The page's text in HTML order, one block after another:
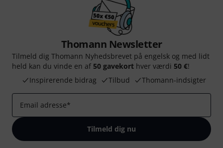
Thomann Newsletter
Tilmeld dig Thomann Nyhedsbrevet på engelsk og med lidt
held kan du vinde en af 50 gavekort hver værdi 50 €!
Inspirerende bidrag
Tilbud Thomann-indsigter
Email adresse*
Tilmeld dig nu